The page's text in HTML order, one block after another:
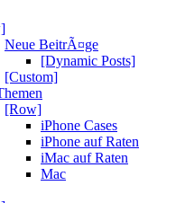
Neue BeitrÃ¤ge
[Dynamic Posts]
[Custom]
[Row]
iPhone Cases
iPhone auf Raten
iMac auf Raten
Mac